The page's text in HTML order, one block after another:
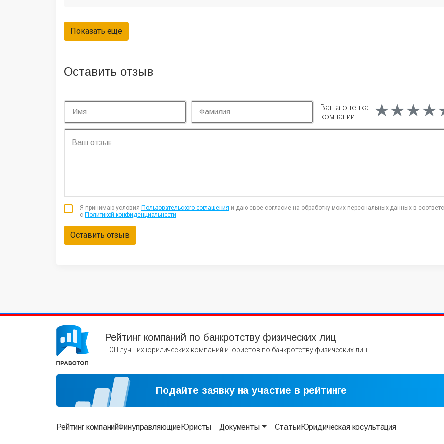
Оставить отзыв
Ваша оценка
компании:
Я принимаю условия Пользовательского соглашения и даю свое согласие на обработку моих персональных данных в
с Политикой конфиденциальности
Оставить отзыв
Рейтинг компаний по банкротству физических лиц
ТОП лучших юридических компаний и юристов по банкротству физических лиц
Подайте заявку на участие в рейтинге
Рейтинг компанийФинуправляющиеЮристы Документы СтатьиЮридическая косультация